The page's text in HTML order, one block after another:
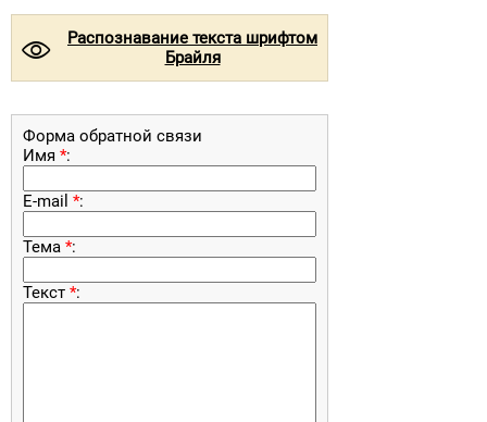
©
Распознавание текста шрифтом
Брайля
Форма обратной связи
Имя *:
E-mail *:
Тема *:
Текст *: